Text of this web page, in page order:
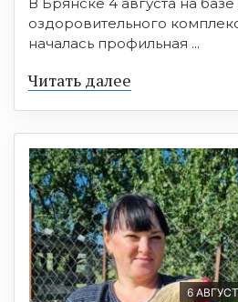
оздоровительного
началась профильная ...
Читать далее
6